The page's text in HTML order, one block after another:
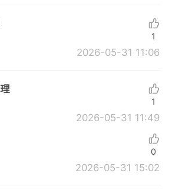
2026-05-31 11:06
1
2026-05-31 11:49
1
2026-05-31 15:02
0